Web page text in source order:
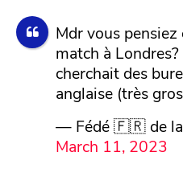
Mdr vous pensiez
match à
cherchait des
anglaise (très
— Fédé 🇫🇷 de la
March 11, 2023